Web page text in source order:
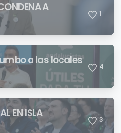
A
1
a las locales
4
EN ISLA
3